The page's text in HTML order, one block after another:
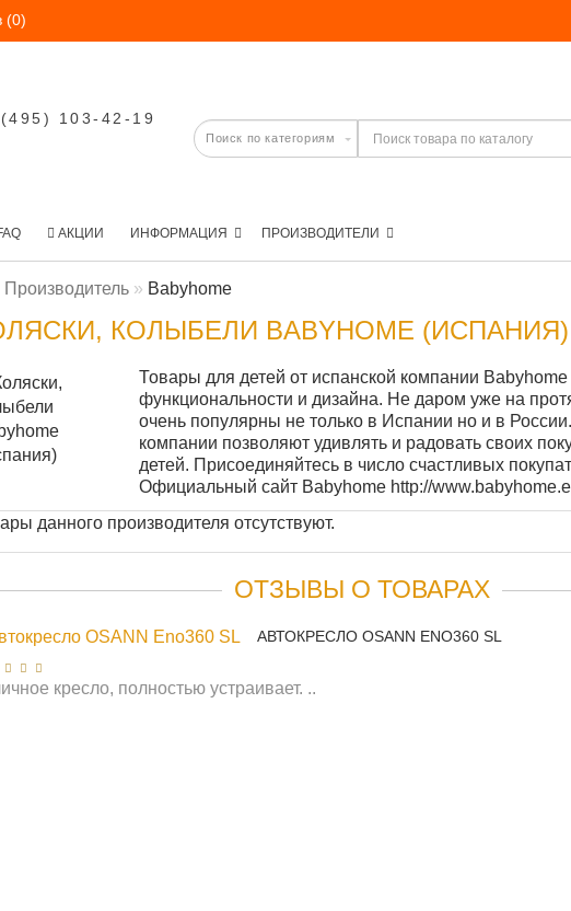
(0)
103-42-19
АКЦИИ ИНФОРМАЦИЯ ПРОИЗВОДИТЕЛИ
Производитель Babyhome
КОЛЫБЕЛИ BABYHOME (ИСПАНИЯ)
Товары для детей от испанской компании
функциональности и дизайна. Не даром уже на
очень популярны не только в Испании но и в
компании позволяют удивлять и радовать своих
детей. Присоединяйтесь в число счастливых
Официальный сайт Babyhome http://
данного производителя отсутствуют.
ОТЗЫВЫ О ТОВАРАХ
АВТОКРЕСЛО OSANN ENO360 SL
кресло, полностью устраивает. ..